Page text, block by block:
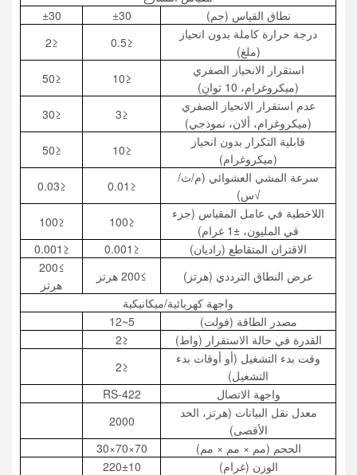
نطاق القياس (جم)
±30
±30
درجة حرارة كاملة بدون انحياز
(ملغ)
≤0.5
≤2
استقرار الانحياز الصفري
(ميكروغرام، 10 ثوانٍ)
≤10
≤50
عدم استقرار الانحياز الصفري
(ميكروغرام، ألان، نموذجي)
≤3
≤30
قابلية التكرار بدون انحياز
(ميكروغرام)
≤10
≤50
سرعة المشي العشوائي (م/ث/
√س)
≤0.01
≤0.03
اللاخطية في عامل المقياس (جزء
في المليون، ±1 غرام)
≤100
≤100
الاقتران المتقاطع (راديان)
≤0.001
≤0.001
عرض النطاق الترددي (هرتز)
≥200 هرتز
≥200
هرتز
واجهة كهربائية/ميكانيكية
مصدر الطاقة (فولت)
5~12
القدرة في حالة الاستقرار (واط)
≤2
وقت بدء التشغيل (أو أوقات بدء
التشغيل)
≤2
واجهة الاتصال
RS-422
معدل نقل البيانات (هرتز، الحد
الأقصى)
2000
الحجم (مم × مم × مم)
70×70×30
الوزن (غرام)
220±10